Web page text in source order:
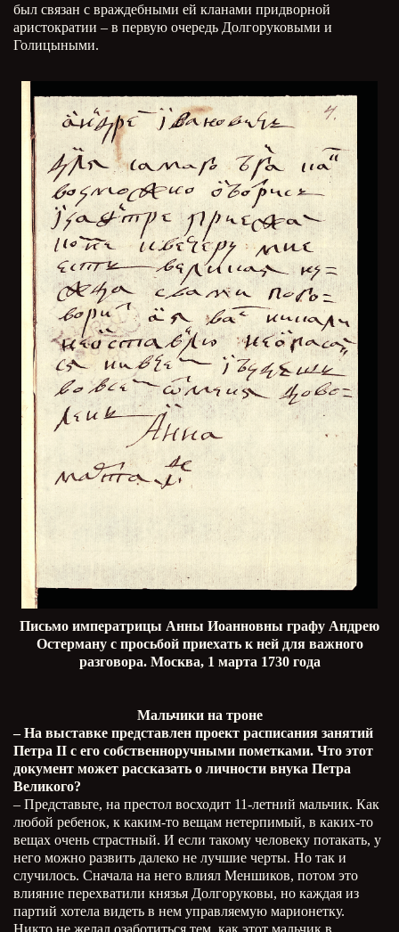
был связан с враждебными ей кланами придворной
аристократии – в первую очередь Долгоруковыми и
Голицыными.
Письмо императрицы Анны Иоанновны графу Андрею
Остерману с просьбой приехать к ней для важного
разговора. Москва, 1 марта 1730 года
Мальчики на троне
– На выставке представлен проект расписания занятий
Петра II с его собственноручными пометками. Что этот
документ может рассказать о личности внука Петра
Великого?
– Представьте, на престол восходит 11-летний мальчик. Как
любой ребенок, к каким-то вещам нетерпимый, в каких-то
вещах очень страстный. И если такому человеку потакать, у
него можно развить далеко не лучшие черты. Но так и
случилось. Сначала на него влиял Меншиков, потом это
влияние перехватили князья Долгоруковы, но каждая из
партий хотела видеть в нем управляемую марионетку.
Никто не желал озаботиться тем, как этот мальчик в